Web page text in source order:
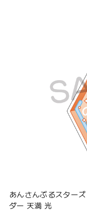
あんさんぶるスター
ダー 天満 光